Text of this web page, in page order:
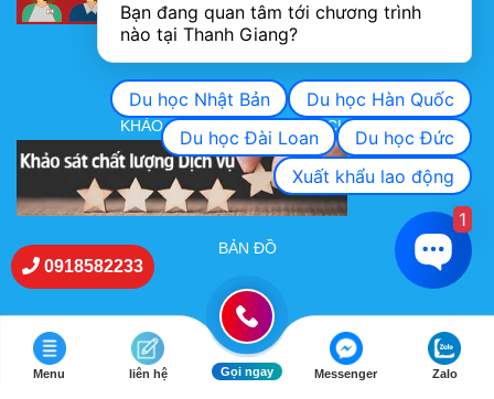
KHẢO SÁT CHẤT LƯỢNG DỊCH VỤ
BẢN ĐỒ
0918582233
Menu liên hệ Gọi ngay Messenger Zalo
Bạn đang quan tâm tới chương trình
nào tại Thanh Giang?
Du học Nhật Bản
Du học Hàn Quốc
Du học Đài Loan
Du học Đức
Xuất khẩu lao động
1